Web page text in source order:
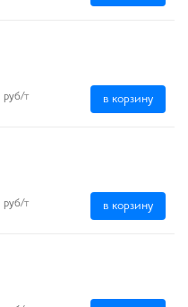
руб/т в корзину
руб/т в корзину